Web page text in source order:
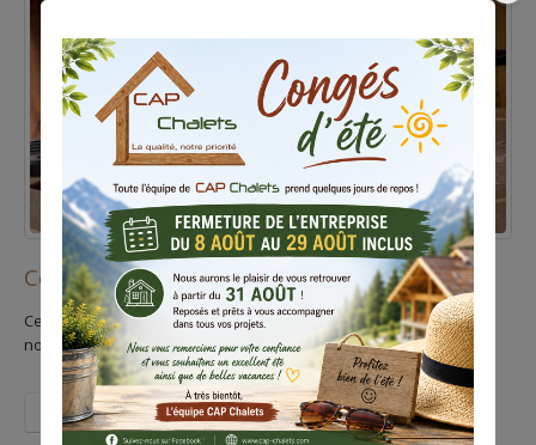
Cerclage pour le feu
Cerclage foyer : permet de faire un petit foyer si vous n'êtes pas
nombreux mais aussi de guider plus facilement...
Read More